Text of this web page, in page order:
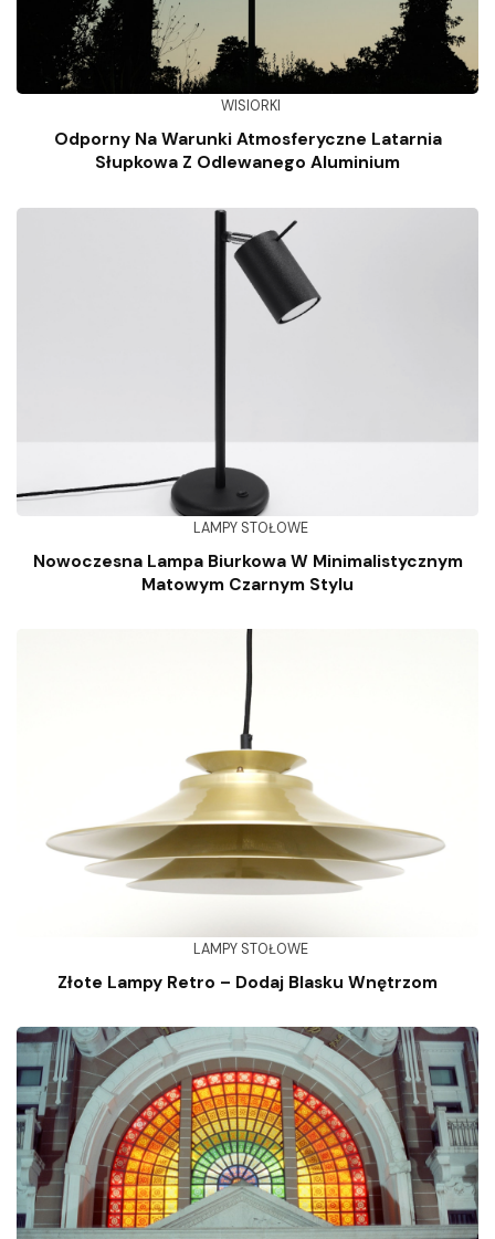
WISIORKI
Odporny Na Warunki Atmosferyczne Latarnia
Słupkowa Z Odlewanego Aluminium
LAMPY STOŁOWE
Nowoczesna Lampa Biurkowa W Minimalistycznym
Matowym Czarnym Stylu
LAMPY STOŁOWE
Złote Lampy Retro – Dodaj Blasku Wnętrzom